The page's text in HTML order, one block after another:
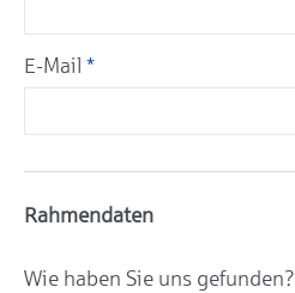
E-Mail *
Rahmendaten
Wie haben Sie uns gefunden?